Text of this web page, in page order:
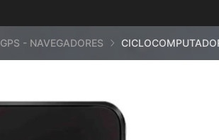
GPS - NAVEGADORES